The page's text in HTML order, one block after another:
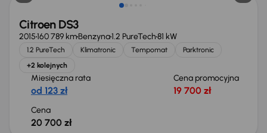
Citroen DS3
2015160 789 kmBenzyna1.2 PureTech81 kW
1.2 PureTech Klimatronic Tempomat
Parktronic
+2 kolejnych
Miesięczna rata
od 123 zł
Cena promocyjna
19 700 zł
Cena
20 700 zł